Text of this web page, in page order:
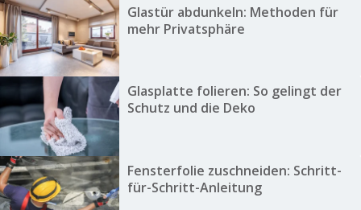
Glastür abdunkeln: Methoden für
mehr Privatsphäre
Glasplatte folieren: So gelingt der
Schutz und die Deko
Fensterfolie zuschneiden: Schritt-
für-Schritt-Anleitung